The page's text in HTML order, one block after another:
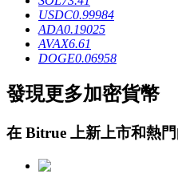
借貸寶
借貸數字貨幣，及時且安
USDC0.99984
ADA0.19025
AVAX6.61
DOGE0.06958
發現更多加密貨幣
在 Bitrue 上新上市和熱門